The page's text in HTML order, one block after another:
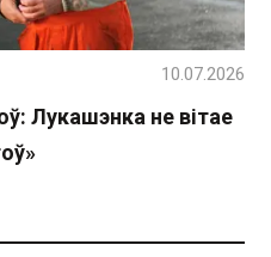
Лукашэнка не вітае
10.07.2026